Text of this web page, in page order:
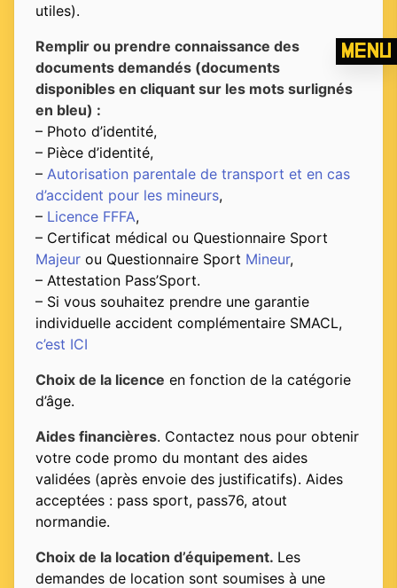
Menu
utiles).
Remplir ou prendre connaissance des
documents demandés (documents
disponibles en cliquant sur les mots surlignés
en bleu) :
– Photo d’identité,
– Pièce d’identité,
– Autorisation parentale de transport et en cas
d’accident pour les mineurs,
– Licence FFFA,
– Certificat médical ou Questionnaire Sport
Majeur ou Questionnaire Sport Mineur,
– Attestation Pass’Sport.
– Si vous souhaitez prendre une garantie
individuelle accident complémentaire SMACL,
c’est ICI
Choix de la licence en fonction de la catégorie
d’âge.
Aides financières. Contactez nous pour obtenir
votre code promo du montant des aides
validées (après envoie des justificatifs). Aides
acceptées : pass sport, pass76, atout
normandie.
Choix de la location d’équipement. Les
demandes de location sont soumises à une